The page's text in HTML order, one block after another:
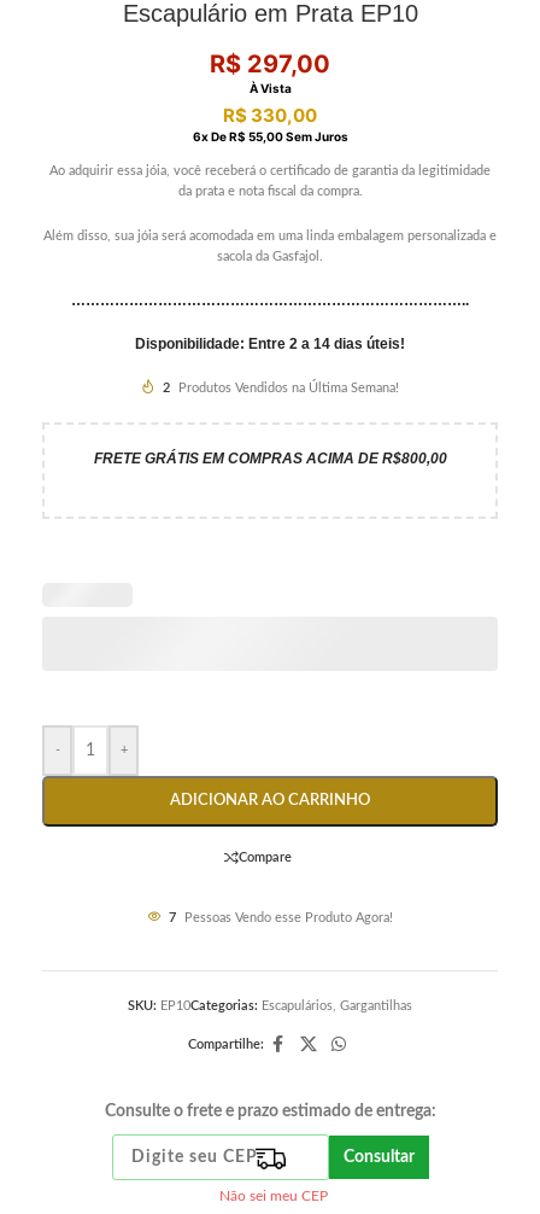
Escapulário em Prata EP10
R$ 297,00
À Vista
R$330,00
6X DeR$ 55,00Sem Juros
Ao adquirir essa jóia, você receberá o certificado de garantia da legitimidade
da prata e nota fiscal da compra.
Além disso, sua jóia será acomodada em uma linda embalagem personalizada e
sacola da Gasfajol.
………………………………………………………………………..
Disponibilidade: Entre 2 a 14 dias úteis!
2 Produtos Vendidos na Última Semana!
FRETE GRÁTIS EM COMPRAS ACIMA DE R$800,00
- +
ADICIONAR AO CARRINHO
Compare
7 Pessoas Vendo esse Produto Agora!
SKU: EP10Categorias: Escapulários Gargantilhas
Compartilhe:
Consulte o frete e prazo estimado de entrega:
Consultar
Não sei meu CEP